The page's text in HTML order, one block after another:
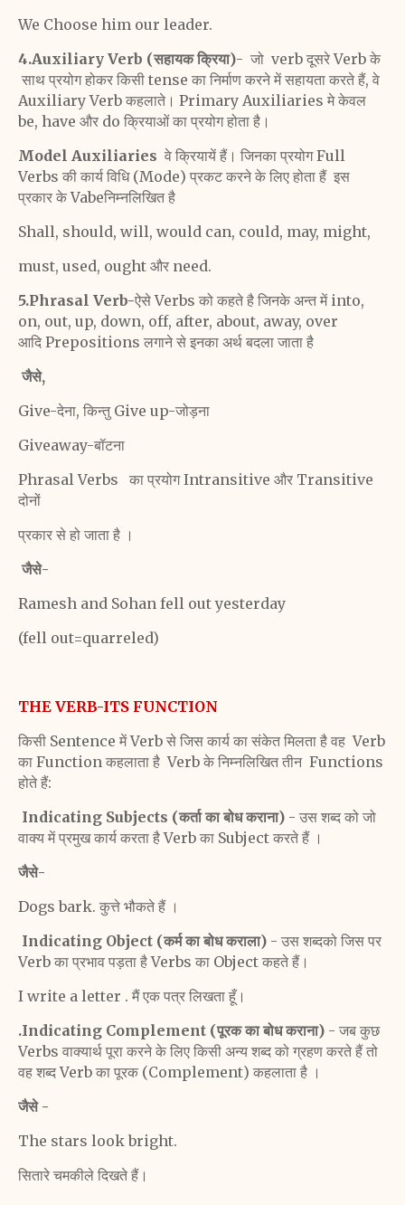
We Choose him our leader.
4.Auxiliary Verb (सहायक क्रिया)- जो verb दूसरे Verb के
साथ प्रयोग होकर किसी tense का निर्माण करने में सहायता करते हैं, वे
Auxiliary Verb कहलाते। Primary Auxiliaries मे केवल
be, have और do क्रियाओं का प्रयोग होता है।
Model Auxiliaries वे क्रियायें हैं। जिनका प्रयोग Full
Verbs की कार्य विधि (Mode) प्रकट करने के लिए होता हैं इस
प्रकार केVabeनिम्नलिखित है
Shall, should, will, would can, could, may, might,
must, used, ought और need.
5.Phrasal Verb-ऐसे Verbs को कहते है जिनके अन्त में into,
on, out, up, down, off, after, about, away, over
आदि Prepositions लगाने से इनका अर्थ बदला जाता है
जैसे,
Give-देना, किन्तु Give up-जोड़ना
Giveaway-बॉटना
Phrasal Verbs का प्रयोग Intransitive और Transitive
दोनों
प्रकार से हो जाता है ।
जैसे-
Ramesh and Sohan fell out yesterday
(fell out=quarreled)
THE VERB-ITS FUNCTION
किसी Sentence में Verb से जिस कार्य का संकेत मिलता है वह Verb
का Function कहलाता है Verb के निम्नलिखित तीन Functions
होते हैं:
Indicating Subjects (कर्ता का बोध कराना) - उस शब्द को जो
वाक्य में प्रमुख कार्य करता है Verb का Subject करते हैं ।
जैसे-
Dogs bark. कुत्ते भौकते हैं ।
Indicating Object (कर्म का बोध कराला) - उस शब्दको जिस पर
Verb का प्रभाव पड़ता है Verbs का Object कहते हैं।
I write a letter . मैं एक पत्र लिखता हूँ।
.Indicating Complement (पूरक का बोध कराना) - जब कुछ
Verbs वाक्यार्थ पूरा करने के लिए किसी अन्य शब्द को ग्रहण करते हैं तो
वह शब्द Verb का पूरक (Complement) कहलाता है ।
जैसे -
The stars look bright.
सितारे चमकीले दिखते हैं।